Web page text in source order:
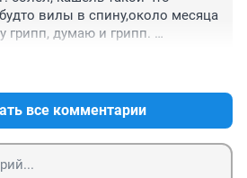
вилы в спину,около месяца
грипп, думаю и грипп.
все комментарии